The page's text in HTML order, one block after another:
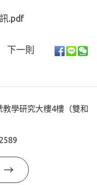
.pdf
下一則
學研究大樓4樓（雙和